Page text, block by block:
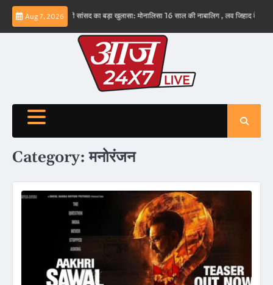
Skip
content
Aug 7, 2026
बड़वानी सांसद का बड़ा खुलासा: मोनालिसा 16 साल की नाबालिग , लव जिहाद के षडयंत्र का बनाया
Category:मनोरंजन